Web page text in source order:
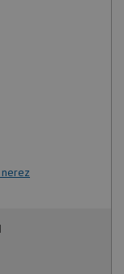
nerez